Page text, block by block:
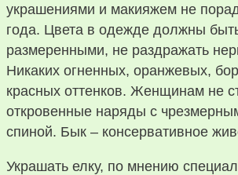
украшениями и макияжем не
года. Цвета в одежде должны
размеренными, не раздражать
Никаких огненных, оранжевых,
красных оттенков. Женщинам не
откровенные наряды с
спиной. Бык – консервативное
Украшать елку, по мнению